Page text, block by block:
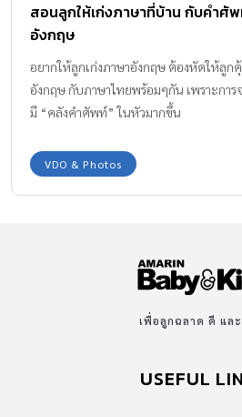
สอนลูกให้เก่งภาษาที่บ้าน กับคำศั
อังกฤษ
อยากให้ลูกเก่งภาษาอังกฤษ ต้องหัดให้ลูก
อังกฤษ กับภาษาไทยพร้อมๆกัน เพราะกา
มี “คลังคำศัพท์” ในหัวมากขึ้น
VDO & Photos
เพื่อลูกฉลาด ดี แล
USEFUL